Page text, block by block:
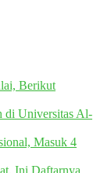
Berikut
di Universitas Al-
Masuk 4
Ini Daftarnya